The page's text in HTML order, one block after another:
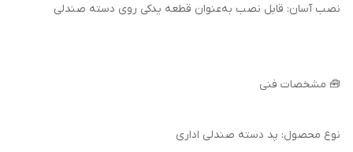
نصب آسان: قابل نصب به‌عنوان قطعه یدکی روی دسته صندلی
🧰 مشخصات فنی
نوع محصول: پد دسته صندلی اداری